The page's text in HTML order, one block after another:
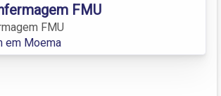
FMU
FMU
em Moema